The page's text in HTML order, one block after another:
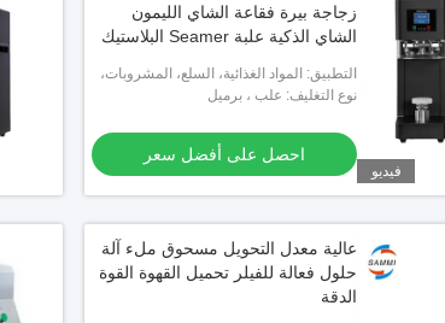
فيديو
زجاجة بيرة فقاعة الشاي الليمون
الشاي الذكية علبة Seamer البلاستيك
التطبيق: المواد الغذائية، السلع، المشروبات،
الكيماويات
نوع التغليف: علب ، برميل
احصل على أفضل سعر
عالية معدل التحويل مسحوق ملء آلة
حلول فعالة للفيلر تحميل القهوة القوة
الدقة